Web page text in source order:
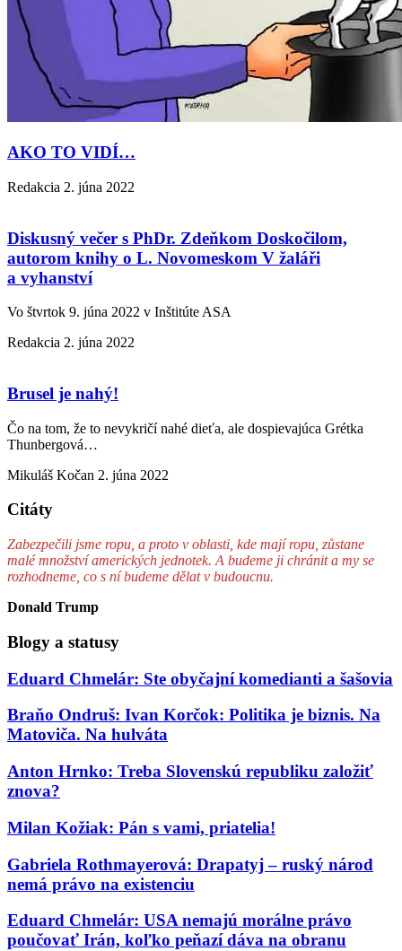
AKO TO VIDÍ…
Redakcia 2. júna 2022
Diskusný večer s PhDr. Zdeňkom Doskočilom,
autorom knihy o L. Novomeskom V žaláři
a vyhanství
Vo štvrtok 9. júna 2022 v Inštitúte ASA
Redakcia 2. júna 2022
Brusel je nahý!
Čo na tom, že to nevykričí nahé dieťa, ale dospievajúca Grétka
Thunbergová…
Mikuláš Kočan 2. júna 2022
Citáty
Zabezpečili jsme ropu, a proto v oblasti, kde mají ropu, zůstane
malé množství amerických jednotek. A budeme ji chránit a my se
rozhodneme, co s ní budeme dělat v budoucnu.
Donald Trump
Blogy a statusy
Eduard Chmelár: Ste obyčajní komedianti a šašovia
Braňo Ondruš: Ivan Korčok: Politika je biznis. Na
Matoviča. Na hulváta
Anton Hrnko: Treba Slovenskú republiku založiť
znova?
Milan Kožiak: Pán s vami, priatelia!
Gabriela Rothmayerová: Drapatyj – ruský národ
nemá právo na existenciu
Eduard Chmelár: USA nemajú morálne právo
poučovať Irán, koľko peňazí dáva na obranu